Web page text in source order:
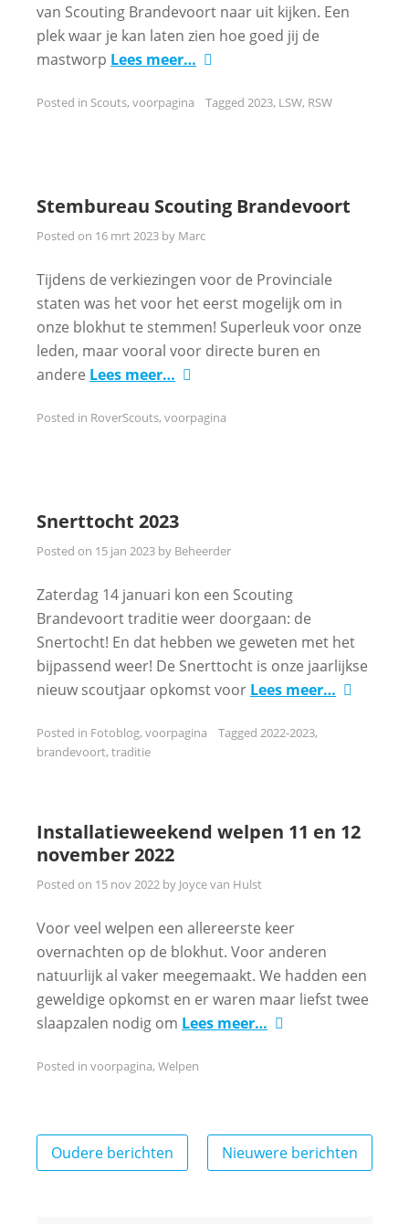
van Scouting Brandevoort naar uit kijken. Een
plek waar je kan laten zien hoe goed jij de
mastworp Lees meer…
Posted in Scouts, voorpagina Tagged 2023, LSW, RSW
Stembureau Scouting Brandevoort
Posted on 16 mrt 2023 by Marc
Tijdens de verkiezingen voor de Provinciale
staten was het voor het eerst mogelijk om in
onze blokhut te stemmen! Superleuk voor onze
leden, maar vooral voor directe buren en
andere Lees meer…
Posted in RoverScouts, voorpagina
Snerttocht 2023
Posted on 15 jan 2023 by Beheerder
Zaterdag 14 januari kon een Scouting
Brandevoort traditie weer doorgaan: de
Snertocht! En dat hebben we geweten met het
bijpassend weer! De Snerttocht is onze jaarlijkse
nieuw scoutjaar opkomst voor Lees meer…
Posted in Fotoblog, voorpagina Tagged 2022-2023,
brandevoort, traditie
Installatieweekend welpen 11 en 12
november 2022
Posted on 15 nov 2022 by Joyce van Hulst
Voor veel welpen een allereerste keer
overnachten op de blokhut. Voor anderen
natuurlijk al vaker meegemaakt. We hadden een
geweldige opkomst en er waren maar liefst twee
slaapzalen nodig om Lees meer…
Posted in voorpagina, Welpen
Berichtennavigatie
Oudere berichten Nieuwere berichten